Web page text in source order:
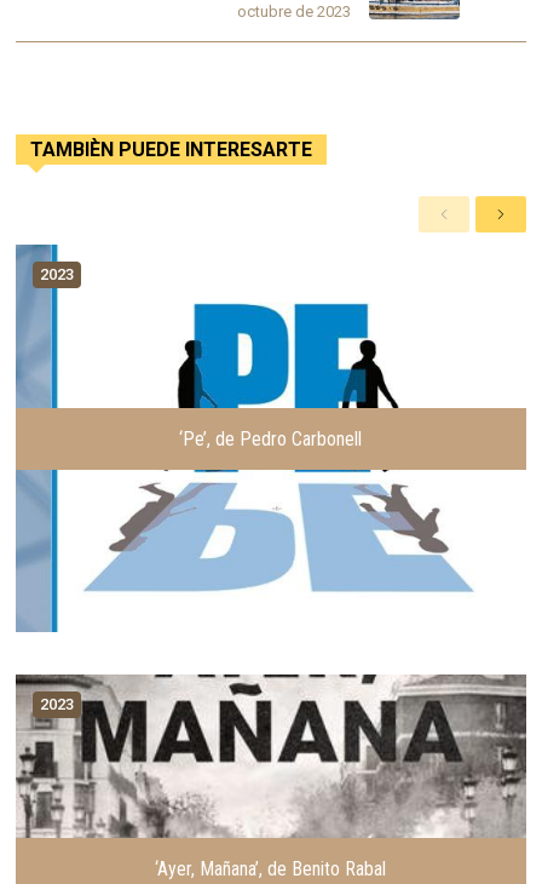
octubre de 2023
TAMBIÈN PUEDE INTERESARTE
A
n
S
i
2023
‘Pe’, de Pedro Carbonell
2023
‘Ayer, Mañana’, de Benito Rabal